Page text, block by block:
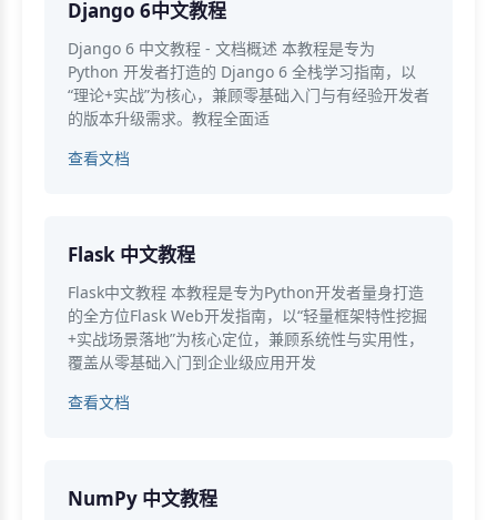
Django 6中文教程
Django 6 中文教程 - 文档概述 本教程是专为
Python 开发者打造的 Django 6 全栈学习指南，以
“理论+实战”为核心，兼顾零基础入门与有经验开发者
的版本升级需求。教程全面适
查看文档
Flask 中文教程
Flask中文教程 本教程是专为Python开发者量身打造
的全方位Flask Web开发指南，以“轻量框架特性挖掘
+实战场景落地”为核心定位，兼顾系统性与实用性，
覆盖从零基础入门到企业级应用开发
查看文档
NumPy 中文教程